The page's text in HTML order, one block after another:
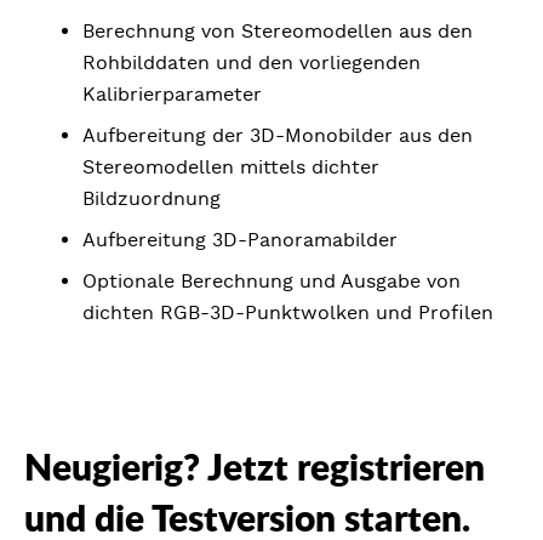
Berechnung von Stereomodellen aus den
Rohbilddaten und den vorliegenden
Kalibrierparameter
Aufbereitung der 3D-Monobilder aus den
Stereomodellen mittels dichter
Bildzuordnung
Aufbereitung 3D-Panoramabilder
Optionale Berechnung und Ausgabe von
dichten RGB-3D-Punktwolken und Profilen
Neugierig? Jetzt registrieren
und die Testversion starten.